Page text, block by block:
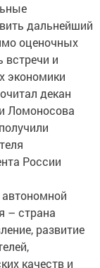
дальнейший
оценочных
встречи и
экономики
декан
Ломоносова
России
– страна
развитие
качеств и